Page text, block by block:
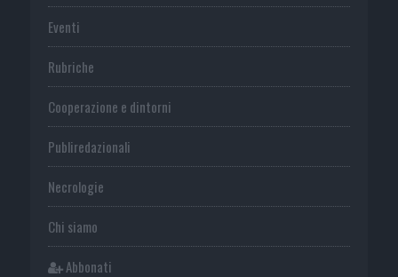
Eventi
Rubriche
Cooperazione e dintorni
Publiredazionali
Necrologie
Chi siamo
Abbonati